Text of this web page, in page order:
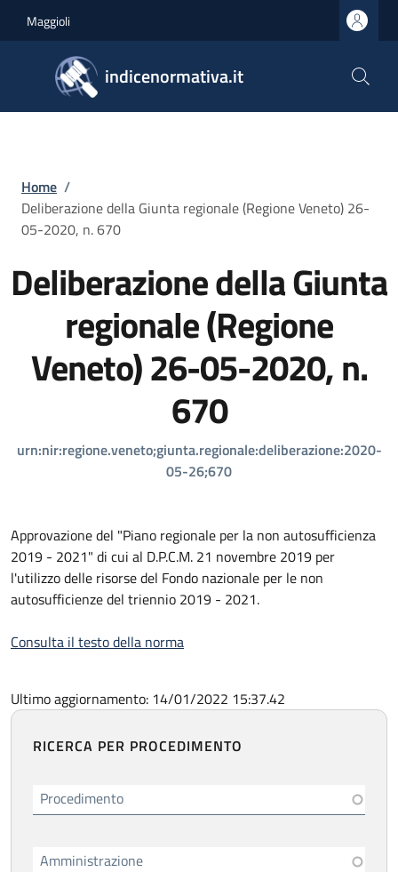
Maggioli
indicenormativa.it
Briciole di pane
Home /
Deliberazione della Giunta regionale (Regione Veneto) 26-
05-2020, n. 670
Deliberazione della Giunta
regionale (Regione
Veneto) 26-05-2020, n.
670
urn:nir:regione.veneto;giunta.regionale:deliberazione:2020-
05-26;670
Approvazione del "Piano regionale per la non autosufficienza
2019 - 2021" di cui al D.P.C.M. 21 novembre 2019 per
l'utilizzo delle risorse del Fondo nazionale per le non
autosufficienze del triennio 2019 - 2021.
Consulta il testo della norma
Ultimo aggiornamento: 14/01/2022 15:37.42
RICERCA PER PROCEDIMENTO
Procedimento
Amministrazione